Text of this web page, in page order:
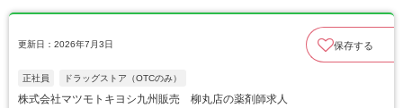
更新日：2026年7月3日 保存する
正社員 ドラッグストア（OTCのみ）
株式会社マツモトキヨシ九州販売 柳丸店の薬剤師求人